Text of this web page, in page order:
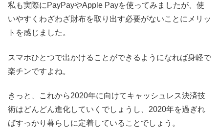
私も実際にPayPayやApple Payを使ってみましたが、使
いやすくわざわざ財布を取り出す必要がないことにメリッ
トを感じました。
スマホひとつで出かけることができるようになれば身軽で
楽チンですよね。
きっと、これから2020年に向けてキャッシュレス決済技
術はどんどん進化していくでしょうし、2020年を過ぎれ
ばすっかり暮らしに定着していることでしょう。